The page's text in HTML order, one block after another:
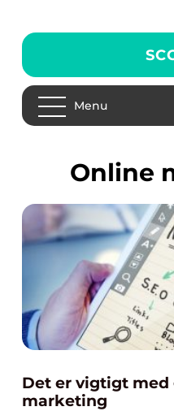
Menu
online
Det er vigtigt med
marketing